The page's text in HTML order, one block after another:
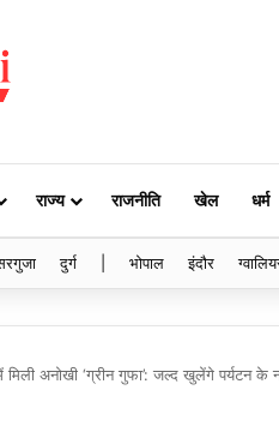
राज्य राजनीति खेल धर्म
दुर्ग भोपाल इंदौर
मिली अनोखी ‘ग्रीन गुफा’: जल्द खुलेंगे पर्यटन के